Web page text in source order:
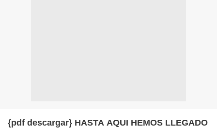
{pdf descargar} HASTA AQUI HEMOS LLEGADO